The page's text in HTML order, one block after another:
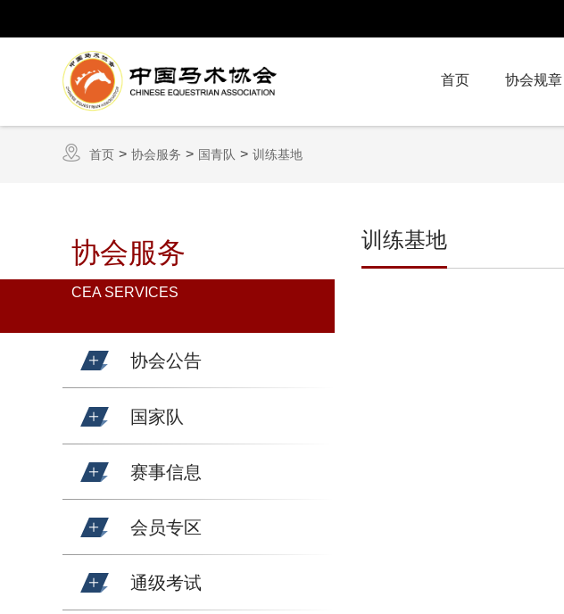
首页 协会规章
首页 协会服务 国青队 训练基地
协会服务
CEA SERVICES
协会公告
国家队
赛事信息
会员专区
通级考试
训练基地